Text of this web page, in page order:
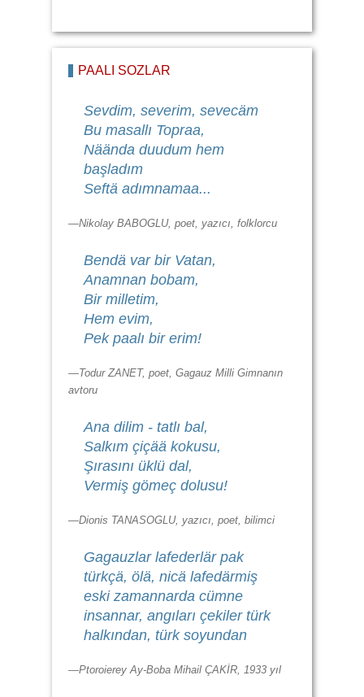
PAALI SÖZLÄR
Sevdim, severim, sevecäm
Bu masallı Topraa,
Näända duudum hem
başladım
Seftä adımnamaa...
—Nikolay BABOGLU, poet, yazıcı, folklorcu
Bendä var bir Vatan,
Anamnan bobam,
Bir milletim,
Hem evim,
Pek paalı bir erim!
—Todur ZANET, poet, Gagauz Milli Gimnanın
avtoru
Ana dilim - tatlı bal,
Salkım çiçää kokusu,
Şırasını üklü dal,
Vermiş gömeç dolusu!
—Dionis TANASOGLU, yazıcı, poet, bilimci
Gagauzlar lafederlär pak
türkçä, ölä, nicä lafedärmiş
eski zamannarda cümne
insannar, angıları çekiler türk
halkından, türk soyundan
—Ptoroierey Ay-Boba Mihail ÇAKİR, 1933 yıl